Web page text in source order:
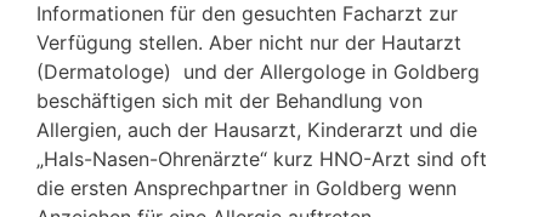
Informationen für den gesuchten Facharzt zur
Verfügung stellen. Aber nicht nur der Hautarzt
(Dermatologe) und der Allergologe in Goldberg
beschäftigen sich mit der Behandlung von
Allergien, auch der Hausarzt, Kinderarzt und die
„Hals-Nasen-Ohrenärzte“ kurz HNO-Arzt sind oft
die ersten Ansprechpartner in Goldberg wenn